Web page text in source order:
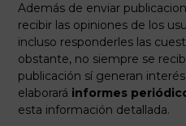
Además de enviar
recibir las opiniones de los
incluso responderles las
obstante, no siempre se
publicación sí generan
elaborará informes
esta información detallada.